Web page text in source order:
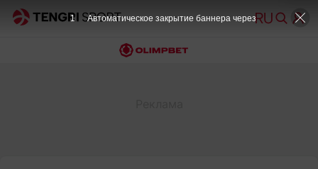
1 Автоматическое закрытие баннера через